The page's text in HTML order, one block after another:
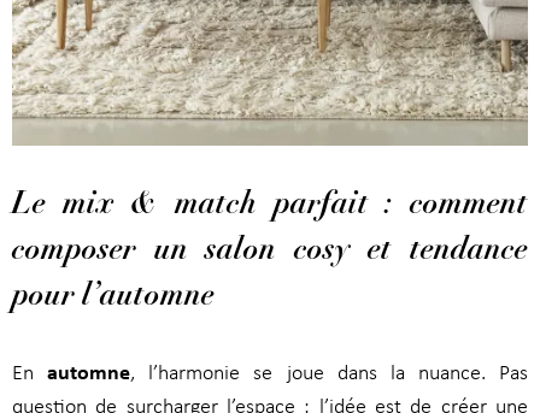
Le mix & match parfait : comment
composer un salon cosy et tendance
pour l’automne
En automne, l’harmonie se joue dans la nuance. Pas
question de surcharger l’espace : l’idée est de créer une